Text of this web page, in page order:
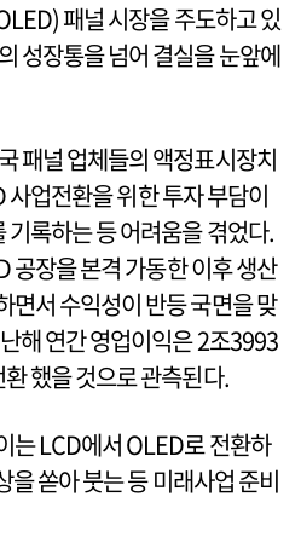
패널 시장을 주도하고 있
성장통을 넘어 결실을 눈앞에
패널 업체들의 액정표시장치
업전환을 위한 투자 부담이
기록하는 등 어려움을 겪었다.
공장을 본격 가동한 이후 생산
면서 수익성이 반등 국면을 맞
해 연간 영업이익은 2조3993
했을 것으로 관측된다.
는 LCD에서 OLED로 전환하
을 쏟아 붓는 등 미래사업 준비